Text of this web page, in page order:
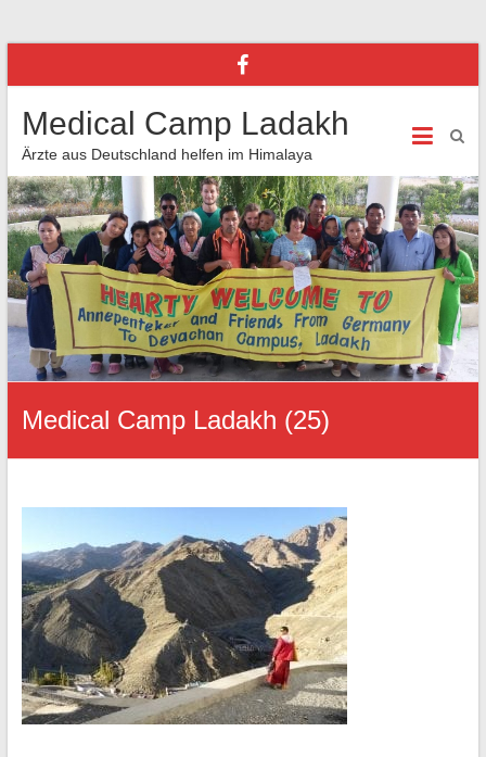
Medical Camp Ladakh
Ärzte aus Deutschland helfen im Himalaya
Medical Camp Ladakh (25)